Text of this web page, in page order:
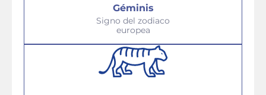
Géminis
Signo del zodiaco
europea